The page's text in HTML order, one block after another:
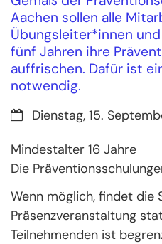
Aachen sollen alle
Übungsleiter*innen
fünf Jahren ihre
auffrischen. Dafür ist
notwendig.
Datum:Dienstag, 15.
Mindestalter 16 Jahre
Die
Wenn möglich, findet die
Präsenzveranstaltung
Teilnehmenden ist